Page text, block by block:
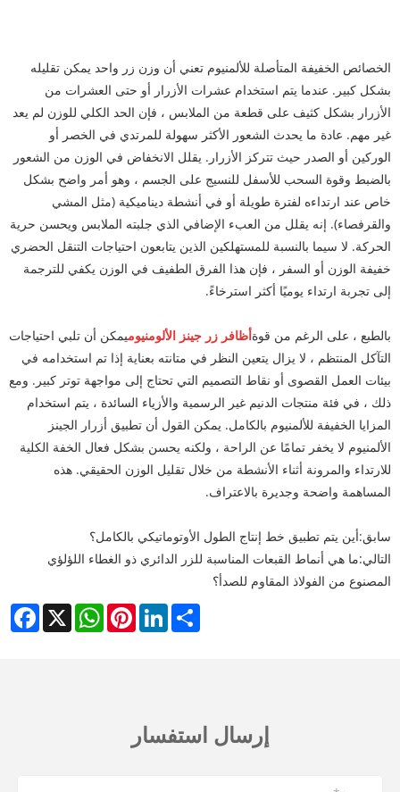
الخصائص الخفيفة المتأصلة للألمنيوم تعني أن وزن زر واحد يمكن تقليله
بشكل كبير. عندما يتم استخدام عشرات الأزرار أو حتى العشرات من
الأزرار بشكل كثيف على قطعة من الملابس ، فإن الحد الكلي للوزن لم يعد
غير مهم. عادة ما يحدث الشعور الأكثر سهولة للمرتدي في الخصر أو
الوركين أو الصدر حيث تتركز الأزرار. يقلل الانخفاض في الوزن من الشعور
بالضبط وقوة السحب للأسفل للنسيج على الجسم ، وهو أمر واضح بشكل
خاص عند ارتداءه لفترة طويلة أو في أنشطة ديناميكية (مثل المشي
والقرفصاء). إنه يقلل من العبء الإضافي الذي جلبته الملابس ويحسن حرية
الحركة. لا سيما بالنسبة للمستهلكين الذين يتابعون احتياجات التنقل الحضري
خفيفة الوزن أو السفر ، فإن هذا الفرق الطفيف في الوزن يكفي للترجمة
إلى تجربة ارتداء يوميًا أكثر استرخاءً.
بالطبع ، على الرغم من قوةأظافر زر جينز الألومنيوميمكن أن تلبي احتياجات
التآكل المنتظم ، لا يزال يتعين النظر في متانته بعناية إذا تم استخدامه في
بيئات العمل القصوى أو نقاط التصميم التي تحتاج إلى مواجهة توتر كبير. ومع
ذلك ، في فئة منتجات الدنيم غير الرسمية والأزياء السائدة ، يتم استخدام
المزايا الخفيفة للألمنيوم بالكامل. يمكن القول أن تطبيق أزرار الجينز
الألمنيوم لا يخفر تمامًا عن الراحة ، ولكنه يحسن بشكل فعال الخفة الكلية
للارتداء والمرونة أثناء الأنشطة من خلال تقليل الوزن الحقيقي. هذه
المساهمة واضحة وجديرة بالاعتراف.
سابق:أين يتم تطبيق خط إنتاج الطول الأوتوماتيكي بالكامل؟
التالي:ما هي أنماط القبعات المناسبة للزر الدائري ذو الغطاء اللؤلؤي
المصنوع من الفولاذ المقاوم للصدأ؟
X
WhatsAppPinterestLinkedInShare
إرسال استفسار